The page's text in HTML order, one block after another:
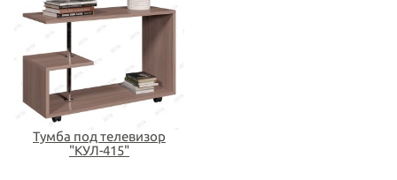
Тумба под телевизор
"КУЛ-415"